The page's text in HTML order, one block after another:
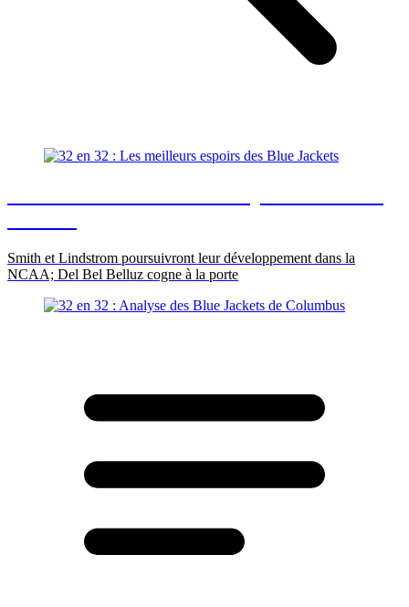
Smith et Lindstrom poursuivront leur développement dans la
NCAA; Del Bel Belluz cogne à la porte